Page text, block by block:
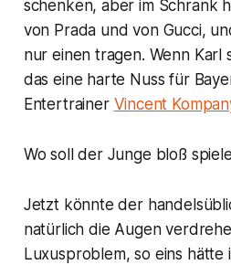
schenken, aber im Schrank
von Prada und von Gucci,
nur einen tragen. Wenn Karl
das eine harte Nuss für
Entertrainer Vincent
Wo soll der Junge bloß
Jetzt könnte der
natürlich die Augen
Luxusproblem, so eins hätte